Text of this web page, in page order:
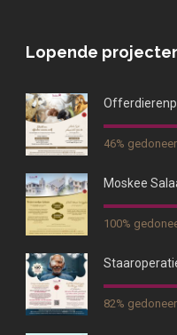
Lopende
46%
Moskee
100%
82%